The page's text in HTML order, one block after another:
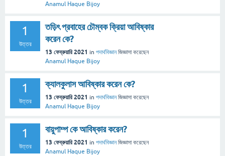
Anamul Haque Bijoy
1
উত্তর
তড়িৎ প্রবাহের চৌম্বক ক্রিয়া আবিষ্কার
করেন কে?
13 ফেব্রুয়ারি 2021 in পদার্থবিজ্ঞান জিজ্ঞাসা করেছেন
Anamul Haque Bijoy
1
উত্তর
ক্যালকুলাস আবিষ্কার করেন কে?
13 ফেব্রুয়ারি 2021 in পদার্থবিজ্ঞান জিজ্ঞাসা করেছেন
Anamul Haque Bijoy
1
উত্তর
বায়ুপাম্প কে আবিষ্কার করেন?
13 ফেব্রুয়ারি 2021 in পদার্থবিজ্ঞান জিজ্ঞাসা করেছেন
Anamul Haque Bijoy